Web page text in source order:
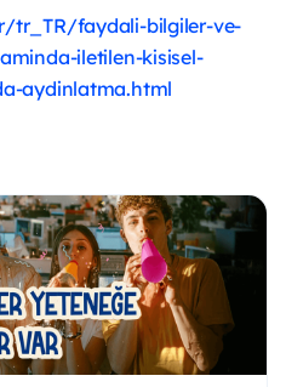
tr_TR/faydali-bilgiler-ve-
iletilen-kisisel-
aydinlatma.html